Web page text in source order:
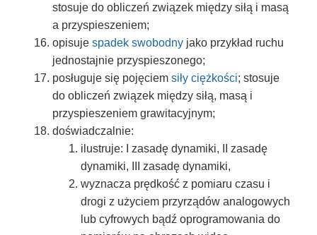
stosuje do obliczeń związek między siłą i masą
a przyspieszeniem;
opisujespadek swobodny jako przykład ruchu
jednostajnie przyspieszonego;
posługuje się pojęciemsiły ciężkości; stosuje
do obliczeń związek między siłą, masą i
przyspieszeniem grawitacyjnym;
doświadczalnie:
ilustruje: I zasadę dynamiki, II zasadę
dynamiki, III zasadę dynamiki,
wyznacza prędkość z pomiaru czasu i
drogi z użyciem przyrządów analogowych
lub cyfrowych bądź oprogramowania do